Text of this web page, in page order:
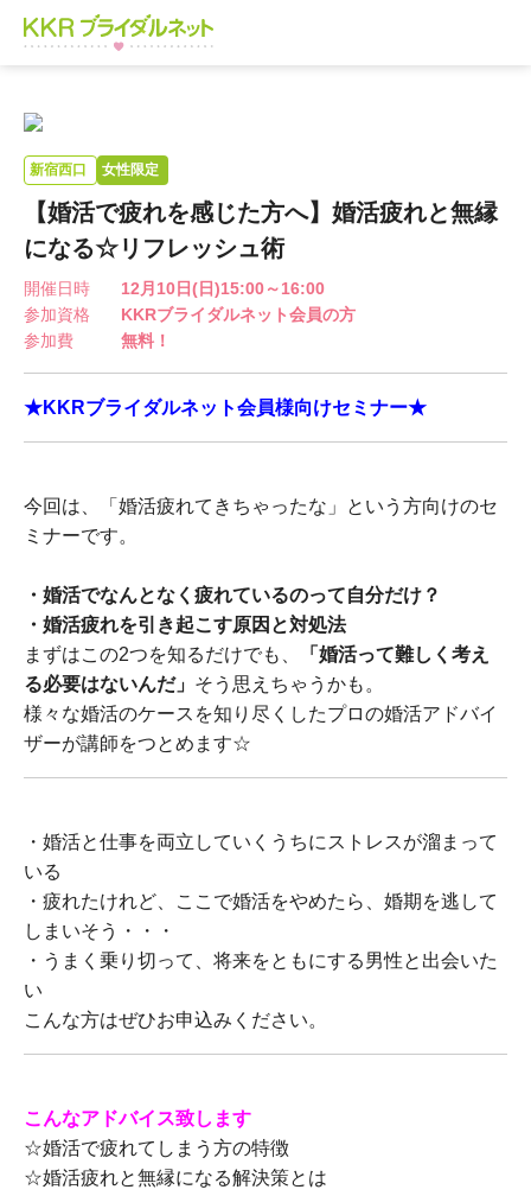
新宿西口 女性限定
【婚活で疲れを感じた方へ】婚活疲れと無縁
になる☆リフレッシュ術
開催日時
12月10日(日)15:00～16:00
参加資格
KKRブライダルネット会員の方
参加費
無料！
★KKRブライダルネット会員様向けセミナー★
今回は、「婚活疲れてきちゃったな」という方向けのセ
ミナーです。
・婚活でなんとなく疲れているのって自分だけ？
・婚活疲れを引き起こす原因と対処法
まずはこの2つを知るだけでも、
「婚活って難しく考え
る必要はないんだ」 そう思えちゃうかも。
様々な婚活のケースを知り尽くしたプロの婚活アドバイ
ザーが講師をつとめます☆
・婚活と仕事を両立していくうちにストレスが溜まって
いる
・疲れたけれど、ここで婚活をやめたら、婚期を逃して
しまいそう・・・
・うまく乗り切って、将来をともにする男性と出会いた
い
こんな方はぜひお申込みください。
こんなアドバイス致します
☆婚活で疲れてしまう方の特徴
☆婚活疲れと無縁になる解決策とは